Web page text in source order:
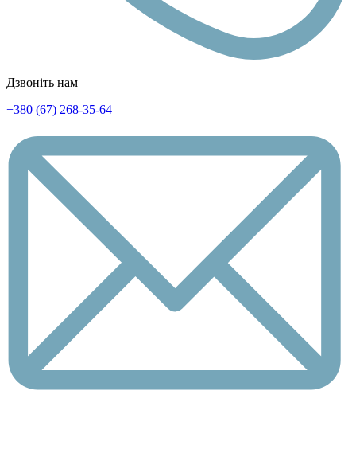
Дзвоніть нам
+380 (67) 268-35-64